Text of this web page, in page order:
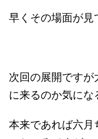
早くその場面が見
次回の展開です
に来るのか気にな
本来であれば六月